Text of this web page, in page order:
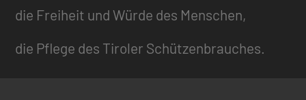
die Freiheit und Würde des Menschen,
die Pflege des Tiroler Schützenbrauches.